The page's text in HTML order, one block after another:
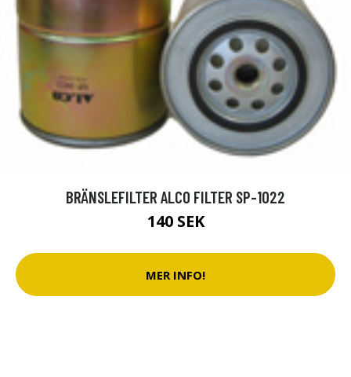
BRÄNSLEFILTER ALCO FILTER SP-1022
140 SEK
MER INFO!